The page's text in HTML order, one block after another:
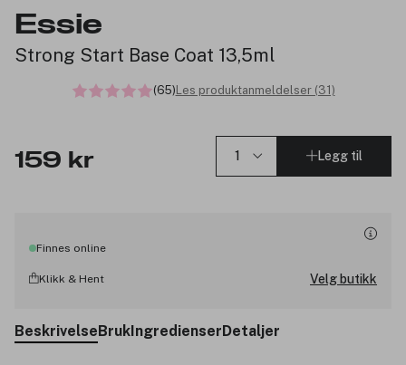
Essie
Strong Start Base Coat 13,5ml
(65)Les produktanmeldelser (31)
159 kr Legg til
Finnes online
Klikk & Hent Velg butikk
BeskrivelseBrukIngredienserDetaljer